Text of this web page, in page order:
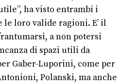
ha visto entrambi i
loro valide ragioni. E’ il
a non potersi
di spazi utili da
Gaber-Luporini, come per
Polanski, ma anche